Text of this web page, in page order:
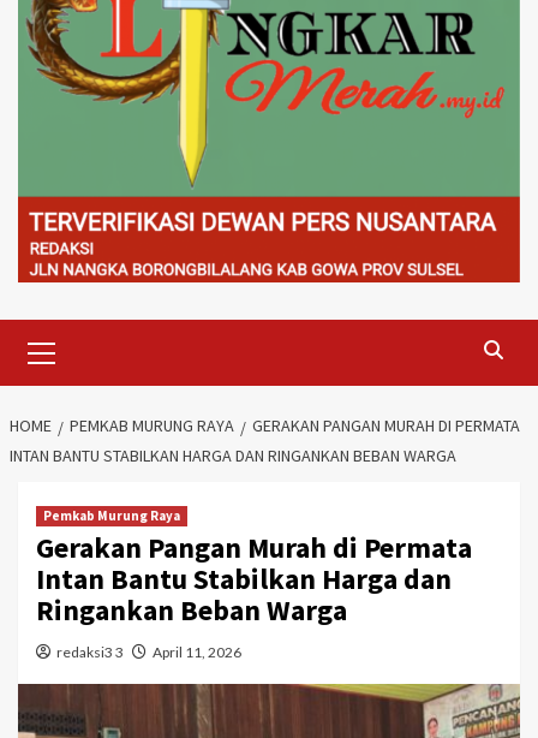
Menu
HOME PEMKAB MURUNG RAYA
GERAKAN PANGAN MURAH DI PERMATA
INTAN BANTU STABILKAN HARGA DAN RINGANKAN BEBAN WARGA
Pemkab Murung Raya
Gerakan Pangan Murah di Permata
Intan Bantu Stabilkan Harga dan
Ringankan Beban Warga
redaksi3 3 April 11, 2026